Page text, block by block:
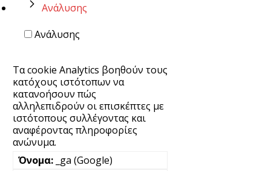
Ανάλυσης
Ανάλυσης
Τα cookie Analytics βοηθούν τους
κατόχους ιστότοπων να
κατανοήσουν πώς
αλληλεπιδρούν οι επισκέπτες με
ιστότοπους συλλέγοντας και
αναφέροντας πληροφορίες
ανώνυμα.
_ga (Google)